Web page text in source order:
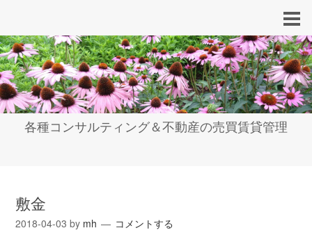
各種コンサルティング＆不動産の売買賃貸管理
敷金
2018-04-03 by mh コメントする